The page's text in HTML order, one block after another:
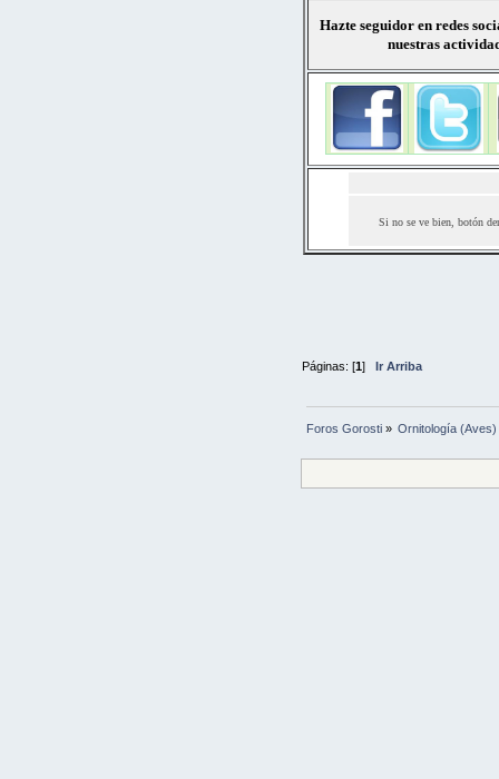
Hazte seguidor en redes
nuestras
Si no se ve bien, botón
Páginas: [1] Ir Arriba
Foros Gorosti» Ornitología (Aves)